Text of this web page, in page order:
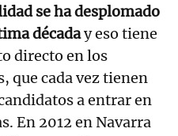
se ha desplomado
décaday eso tiene
directo en los
que cada vez tienen
a entrar en
En 2012 en Navarra